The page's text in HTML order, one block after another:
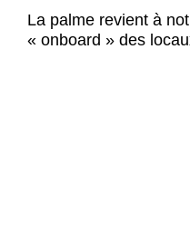
La palme revient à
« onboard » des